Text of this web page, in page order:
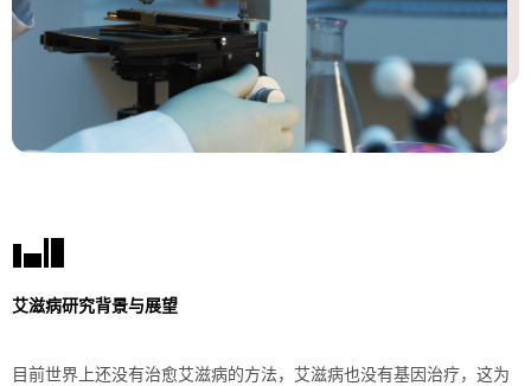
艾滋病研究背景与展望
目前世界上还没有治愈艾滋病的方法，艾滋病也没有基因治疗，这为